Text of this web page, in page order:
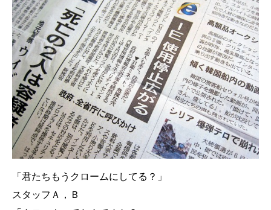
「君たちもうクロームにしてる？」
スタッフＡ，Ｂ